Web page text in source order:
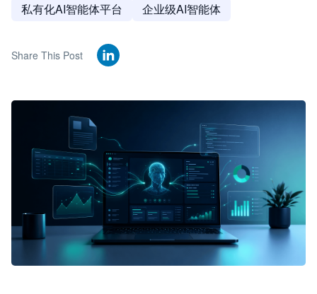
私有化AI智能体平台
企业级AI智能体
Share This Post